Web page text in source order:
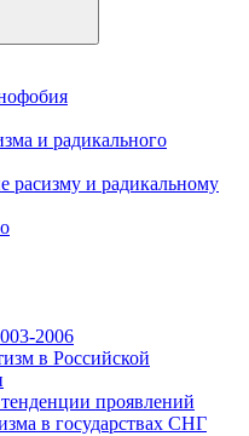
и радикального
расизму и радикальному
2006
в Российской
проявлений
в государствах СНГ